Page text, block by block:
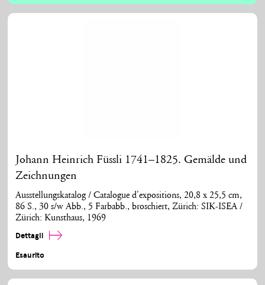
Johann Heinrich Füssli 1741–1825. Gemälde und
Zeichnungen
Ausstellungskatalog / Catalogue d'expositions, 20,8 x 25,5 cm,
86 S., 30 s/w Abb., 5 Farbabb., broschiert, Zürich: SIK-ISEA /
Zürich: Kunsthaus, 1969
Dettagli
Esaurito